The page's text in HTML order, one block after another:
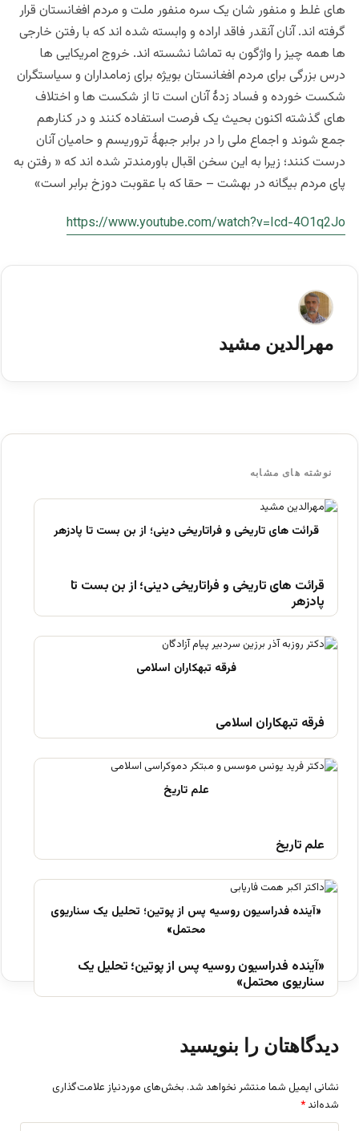
های غلط و منفور شان یک سره منفور ملت و مردم افغانستان قرار
گرفته اند. آنان آنقدر فاقد اراده و وابسته شده اند که با رفتن خارجی
ها همه چیز را واژگون به تماشا نشسته اند. خروج امریکایی ها
درس بزرگی برای مردم افغانستان بویژه برای زمامداران و سیاستگران
شکست خورده و فساد زدۀ آنان است تا از شکست ها و اختلاف
های گذشته اکنون بحیث یک فرصت استفاده کنند و در کنارهم
جمع شوند و اجماع ملی را در برابر جبهۀ تروریسم و حامیان آنان
درست کنند؛ زیرا به این سخن اقبال باورمندتر شده اند که « رفتن به
پای مردم بیگانه در بهشت – حقا که با عقوبت دوزخ برابر است»
https://www.youtube.com/watch?v=Icd-4O1q2Jo
مهرالدین مشید
نوشته های مشابه
قرائت های تاریخی و فراتاریخی دینی؛ از بن بست تا
پادزهر
فرقه تبهکاران اسلامی
علم تاریخ
«آینده فدراسیون روسیه پس از پوتین؛ تحلیل یک
سناریوی محتمل»
دیدگاهتان را بنویسید
نشانی ایمیل شما منتشر نخواهد شد. بخش‌های موردنیاز علامت‌گذاری
شده‌اند *